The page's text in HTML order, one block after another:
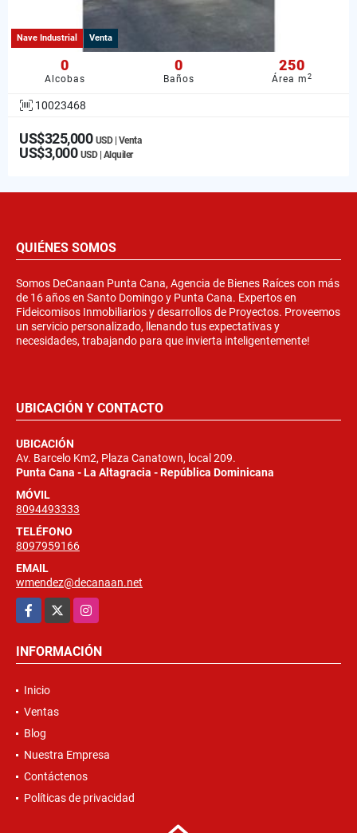
Nave Industrial Venta
0
Alcobas
0
Baños
250
Área m2
10023468
US$325,000 USD | Venta
US$3,000 USD | Alquiler
QUIÉNES SOMOS
Somos DeCanaan Punta Cana, Agencia de Bienes Raíces con más
de 16 años en Santo Domingo y Punta Cana. Expertos en
Fideicomisos Inmobiliarios y desarrollos de Proyectos. Proveemos
un servicio personalizado, llenando tus expectativas y
necesidades, trabajando para que invierta inteligentemente!
UBICACIÓN Y CONTACTO
UBICACIÓN
Av. Barcelo Km2, Plaza Canatown, local 209.
Punta Cana - La Altagracia - República Dominicana
MÓVIL
8094493333
TELÉFONO
8097959166
EMAIL
wmendez@decanaan.net
Facebook
Instagram
INFORMACIÓN
Inicio
Ventas
Blog
Nuestra Empresa
Contáctenos
Políticas de privacidad